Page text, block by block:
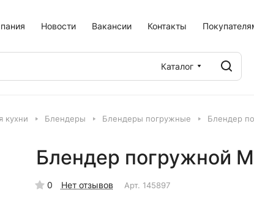
Новости Вакансии Контакты
Каталог
кухни Блендеры Блендеры погружные Блендер
Блендер погружной
0 Нет отзывов Арт. 145897